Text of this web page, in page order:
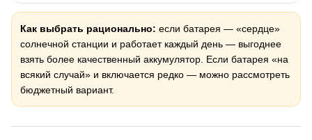
Как выбрать рационально: если батарея — «сердце»
солнечной станции и работает каждый день — выгоднее
взять более качественный аккумулятор. Если батарея «на
всякий случай» и включается редко — можно рассмотреть
бюджетный вариант.